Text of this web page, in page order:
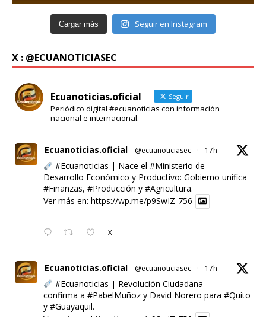
Cargar más Seguir en Instagram
X : @ECUANOTICIASEC
Ecuanoticias.oficial Seguir
Periódico digital #ecuanoticias con información
nacional e internacional.
Ecuanoticias.oficial @ecuanoticiasec · 17h
#Ecuanoticias | Nace el #Ministerio de
Desarrollo Económico y Productivo: Gobierno unifica
#Finanzas, #Producción y #Agricultura.
Ver más en: https://wp.me/p9SwIZ-756
X
Ecuanoticias.oficial @ecuanoticiasec · 17h
#Ecuanoticias | Revolución Ciudadana
confirma a #PabelMuñoz y David Norero para #Quito
y #Guayaquil.
Ver más en: https://wp.me/p9SwIZ-750